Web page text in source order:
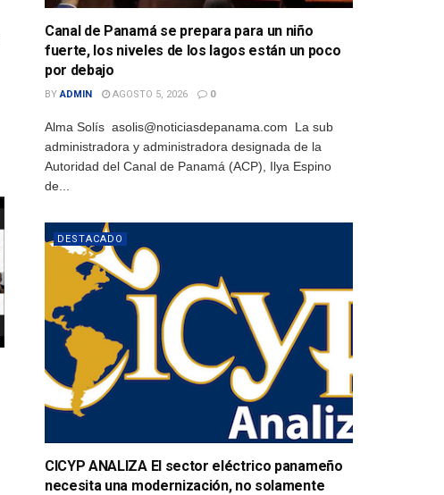
Canal de Panamá se prepara para un niño
fuerte, los niveles de los lagos están un poco
por debajo
BY ADMIN AGOSTO 5, 2026 0
Alma Solís asolis@noticiasdepanama.com La sub
administradora y administradora designada de la
Autoridad del Canal de Panamá (ACP), Ilya Espino
de...
DESTACADO
CICYP ANALIZA El sector eléctrico panameño
necesita una modernización, no solamente